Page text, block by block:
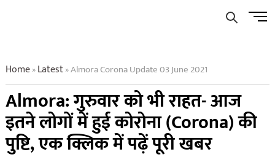
Menu
Home»Latest»Almora Corona Update 03 June 2021
Almora: गुरुवार को भी राहत- आज
इतने लोगों में हुई कोरोना (Corona) की
पुष्टि, एक क्लिक में पढ़ें पूरी खबर